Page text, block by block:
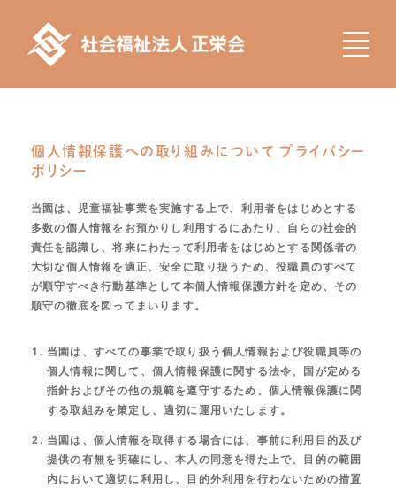
個人情報保護への取り組みについて プライバシー
ポリシー
当園は、児童福祉事業を実施する上で、利用者をはじめとする
多数の個人情報をお預かりし利用するにあたり、自らの社会的
責任を認識し、将来にわたって利用者をはじめとする関係者の
大切な個人情報を適正、安全に取り扱うため、役職員のすべて
が順守すべき行動基準として本個人情報保護方針を定め、その
順守の徹底を図ってまいります。
当園は、すべての事業で取り扱う個人情報および役職員等の
個人情報に関して、個人情報保護に関する法令、国が定める
指針およびその他の規範を遵守するため、個人情報保護に関
する取組みを策定し、適切に運用いたします。
当園は、個人情報を取得する場合には、事前に利用目的及び
提供の有無を明確にし、本人の同意を得た上で、目的の範囲
内において適切に利用し、目的外利用を行わないための措置